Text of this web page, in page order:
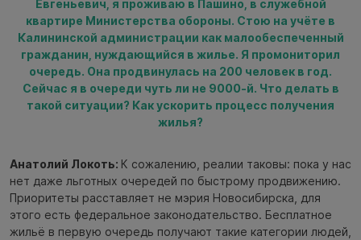
Евгеньевич, я проживаю в Пашино, в служебной
квартире Министерства обороны. Стою на учёте в
Калининской администрации как малообеспеченный
гражданин, нуждающийся в жилье. Я промониторил
очередь. Она продвинулась на 200 человек в год.
Сейчас я в очереди чуть ли не 9000-й. Что делать в
такой ситуации? Как ускорить процесс получения
жилья?
Анатолий Локоть: К сожалению, реалии таковы: пока у нас
нет даже льготных очередей по быстрому продвижению.
Приоритеты расставляет не мэрия Новосибирска, для
этого есть федеральное законодательство. Бесплатное
жильё в первую очередь получают такие категории людей,